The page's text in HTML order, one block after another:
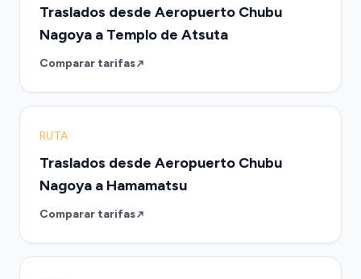
Traslados desde Aeropuerto Chubu
Nagoya a Templo de Atsuta
Comparar tarifas
RUTA
Traslados desde Aeropuerto Chubu
Nagoya a Hamamatsu
Comparar tarifas